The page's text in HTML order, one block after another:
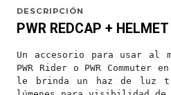
DESCRIPCIÓN
PWR REDCAP +
Un accesorio para usar al
PWR Rider o PWR Commuter
le brinda un haz de luz